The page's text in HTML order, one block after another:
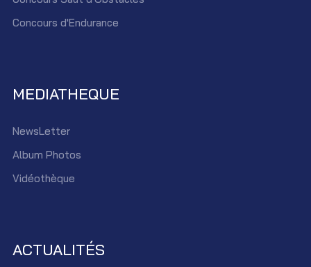
Concours d'Endurance
MEDIATHEQUE
NewsLetter
Album Photos
Vidéothèque
ACTUALITÉS